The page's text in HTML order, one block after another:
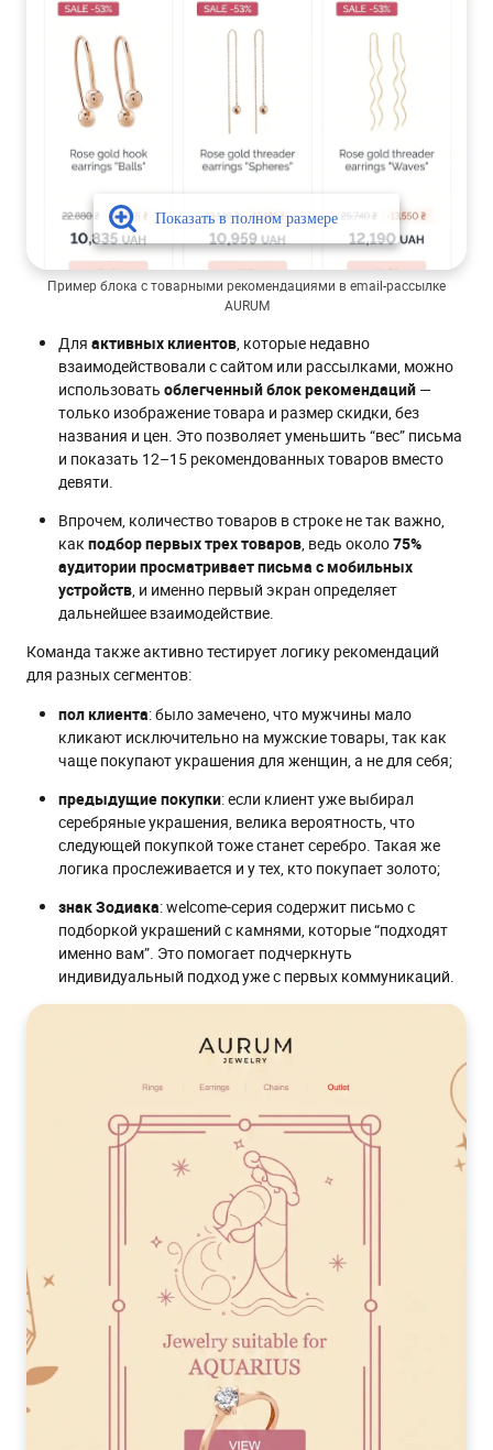
Пример блока с товарными рекомендациями в email-рассылке
AURUM
Для активных клиентов, которые недавно
взаимодействовали с сайтом или рассылками, можно
использовать облегченный блок рекомендаций —
только изображение товара и размер скидки, без
названия и цен. Это позволяет уменьшить “вес” письма
и показать 12–15 рекомендованных товаров вместо
девяти.
Впрочем, количество товаров в строке не так важно,
какподбор первых трех товаров, ведь около75%
аудитории просматривает письма с мобильных
устройств, и именно первый экран определяет
дальнейшее взаимодействие.
Команда также активно тестирует логику рекомендаций
для разных сегментов:
пол клиента: было замечено, что мужчины мало
кликают исключительно на мужские товары, так как
чаще покупают украшения для женщин, а не для себя;
предыдущие покупки: если клиент уже выбирал
серебряные украшения, велика вероятность, что
следующей покупкой тоже станет серебро. Такая же
логика прослеживается и у тех, кто покупает золото;
знак Зодиака: welcome-серия содержит письмо с
подборкой украшений с камнями, которые “подходят
именно вам”. Это помогает подчеркнуть
индивидуальный подход уже с первых коммуникаций.